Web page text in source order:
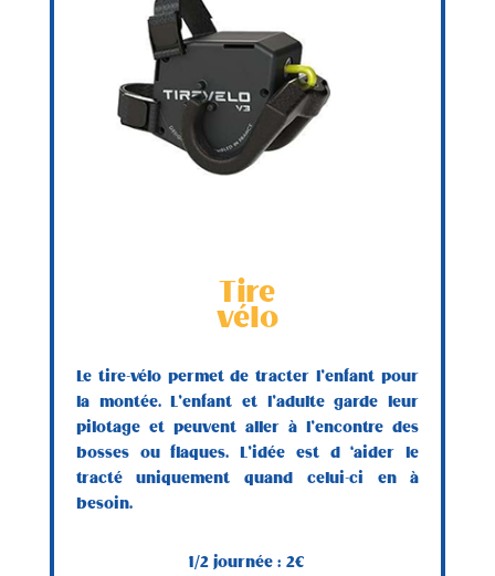
Tire
vélo
Le tire-vélo permet de tracter l’enfant pour
la montée. L’enfant et l’adulte garde leur
pilotage et peuvent aller à l’encontre des
bosses ou flaques. L’idée est d ‘aider le
tracté uniquement quand celui-ci en à
besoin.
1/2 journée : 2€